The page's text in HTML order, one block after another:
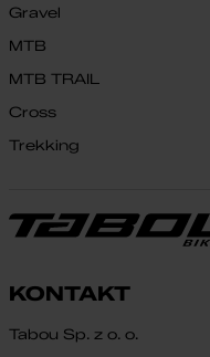
Gravel
MTB
MTB TRAIL
Cross
Trekking
KONTAKT
Tabou Sp. z o. o.